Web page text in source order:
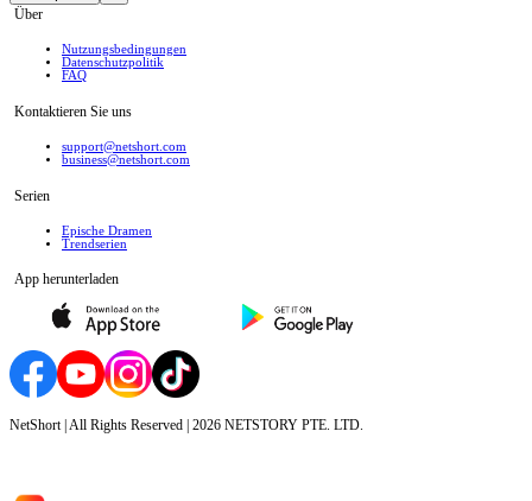
Über
Nutzungsbedingungen
Datenschutzpolitik
FAQ
Kontaktieren Sie uns
support@netshort.com
business@netshort.com
Serien
Epische Dramen
Trendserien
App herunterladen
NetShort | All Rights Reserved | 2026 NETSTORY PTE. LTD.